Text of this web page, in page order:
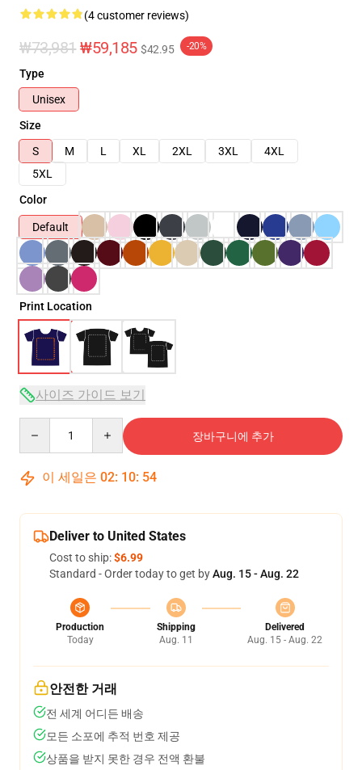
(4 customer reviews)
₩73,981 ₩59,185 $42.95 -20%
Type
Unisex
Size
S
M L XL 2XL 3XL
4XL
5XL
Color
Default
Print Location
사이즈 가이드 보기
장바구니에 추가
이 세일은 02: 10: 54
Deliver to United States
Cost to ship:$6.99
Standard - Order today to get byAug. 15 - Aug. 22
Production
Today
Shipping
Aug. 11
Delivered
Aug. 15 - Aug. 22
안전한 거래
전 세계 어디든 배송
모든 소포에 추적 번호 제공
상품을 받지 못한 경우 전액 환불